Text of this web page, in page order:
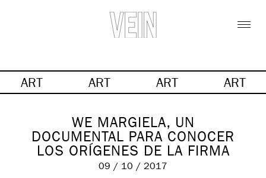
ART ART ART ART
WE MARGIELA, UN
DOCUMENTAL PARA CONOCER
LOS ORÍGENES DE LA FIRMA
09 / 10 / 2017